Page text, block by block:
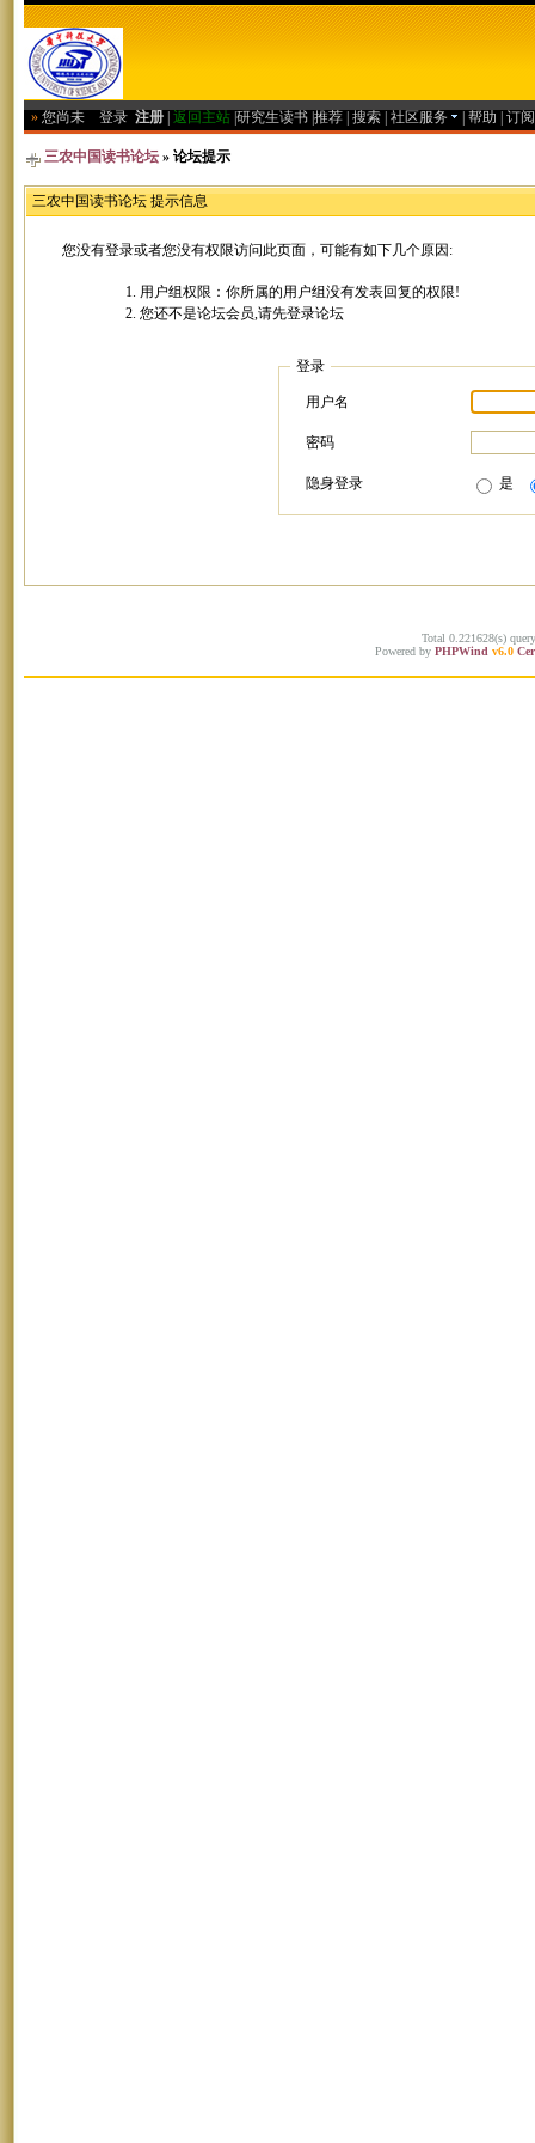
» 您尚未 登录 注册 返回主站 研究生读书 推荐 搜索 社区服务 帮助 订
三农中国读书论坛 » 论坛提示
三农中国读书论坛 提示信息
您没有登录或者您没有权限访问此页面，可能有如下几个原因:
用户组权限：你所属的用户组没有发表回复的权限!
您还不是论坛会员,请先登录论坛
登录
用户名
密码
隐身登录 是
Total 0.221628(s)
Powered by PHPWind v6.0